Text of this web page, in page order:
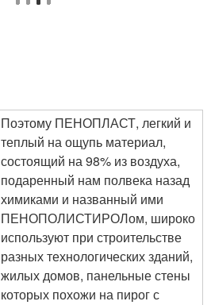
Поэтому ПЕНОПЛАСТ, легкий и
теплый на ощупь материал,
состоящий на 98% из воздуха,
подаренный нам полвека назад
химиками и названный ими
ПЕНОПОЛИСТИРОЛом, широко
используют при строительстве
разных технологических зданий,
жилых домов, панельные стены
которых похожи на пирог с